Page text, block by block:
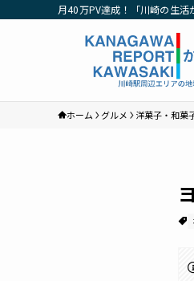
月40万PV達成！「川崎の生活
ホーム グルメ 洋菓子・和菓